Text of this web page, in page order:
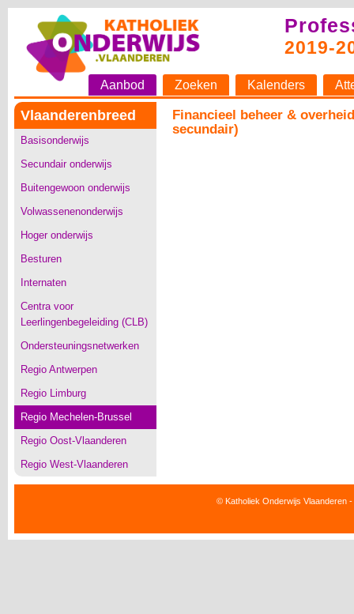
2019-
Aanbod Zoeken Kalenders
Vlaanderenbreed
Basisonderwijs
Secundair onderwijs
Buitengewoon onderwijs
Volwassenenonderwijs
Hoger onderwijs
Besturen
Internaten
Centra voor
Leerlingenbegeleiding (CLB)
Ondersteuningsnetwerken
Regio Antwerpen
Regio Limburg
Regio Mechelen-Brussel
Regio Oost-Vlaanderen
Regio West-Vlaanderen
Financieel beheer &
secundair)
© Katholiek Onderwijs Vlaanderen